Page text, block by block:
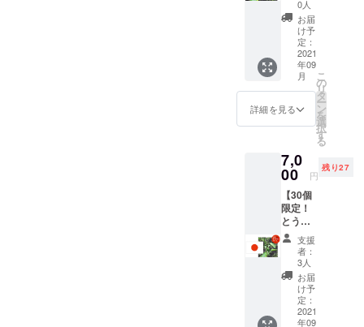
ように
並べて
置く。
風通し
の良い
日陰の
場所
然乾
燥。完
安は表
面にシ
ワがた
くさん
でき、
振ると
中で種
が転が
るのが
わかる
程度。
※但し、
生食限
定のと
め、拭
きと
る。 冷
凍保
存：1つ
ずつ
む。 乾
燥保
け重な
らない
ように
並べて
置く。
風通し
の良い
日陰の
場所
で、自
然乾
燥。完
了の目
のな
ど。生
食も可
ハラ
ペー
ニョ：
【生食
ピクル
スやサ
など ビ
キー
ニョ：
【生食
限定】
そのま
まやピ
クルス
など 保
存方
法） 冷
蔵保
存：乾
めご了
承くだ
さい。
調理方
法） プ
サジュ
エラ：
生食、
カレー
食も
可。 プ
リック
チン
ダー：
トムヤ
ムクン
や炒め
ものな
ど ハバ
ネロ：
スープ
やソー
エラ、
八房と
うがら
し、プ
リック
チン
ダーな
どを想
定。 ・
合計1kg
発送量/
時期
育状況
によっ
て変動
しま
す。予
めご了
承くだ
さい。
調理方
法） 中
（辛さ
レベ
ル：
🌶）】
・十色
の畑で
採れた
とうが
らしの
系のと
うがら
しを
チョイ
ス（写
真はイ
メージ
です）
ビ
キー
ニョ、
ハラ
ペー
0人
お届
け予
定：
2021
年09
月
詳細を見る
こ
の
リ
タ
ー
ン
を
選
択
す
る
7,0
00 円
残り27
【30個
限定！
とうが
らし和
製1kg
セット
（辛さ
レベ
ル：🌶🌶
）】 ・
支援
者：
3人
お届
け予
定：
2021
年09